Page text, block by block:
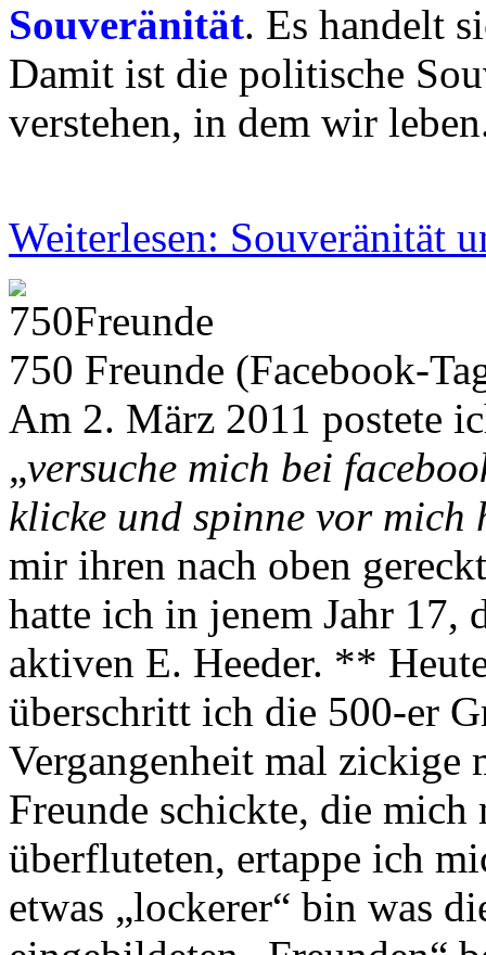
Souveränität. Es handelt
Damit ist die politische
verstehen, in dem wir
Weiterlesen: Souveränität
750 Freunde (Facebook-
Am 2. März 2011 postete
„versuche mich bei
klicke und spinne vor mich
mir ihren nach oben
hatte ich in jenem Jahr 17,
aktiven E. Heeder. **
überschritt ich die 500-er
Vergangenheit mal zickige
Freunde schickte, die
überfluteten, ertappe ich
etwas „lockerer“ bin was